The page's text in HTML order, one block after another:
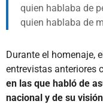
quien hablaba de
quien hablaba de
Durante el homenaje,
entrevistas anteriores
en las que habló de
nacional y de su